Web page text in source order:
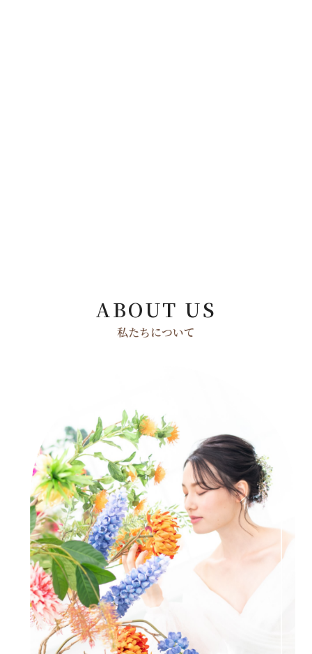
ABOUT US
私たちについて